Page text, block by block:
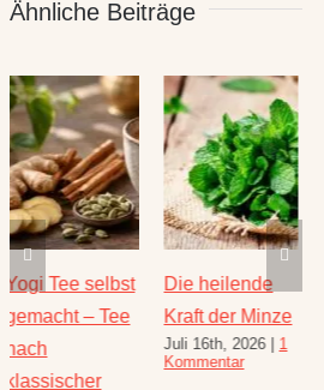
Ähnliche Beiträge
Die heilende
Kraft der Minze
Juli 16th, 2026
Kommentar
Salbei –
Heilwirkung
und Rezepte